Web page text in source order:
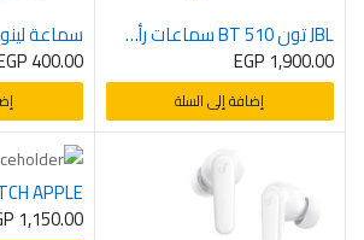
JBL تون 510 BT سماعات رأس لاسلكية فوق الاذن مع صوت بيور باس – ازرق – HEADPHONE BLUETOOTH JBL TUNE 510 BLUE ORG
EGP 1,900.00
إضافة إلى السلة
400.00
APPLE
1,150.00